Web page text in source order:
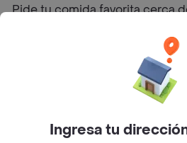
Pide tu comida favorita cerca
Sobre RappiIngresa tu